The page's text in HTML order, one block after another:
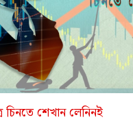
চিনতে শেখান লেনিনই